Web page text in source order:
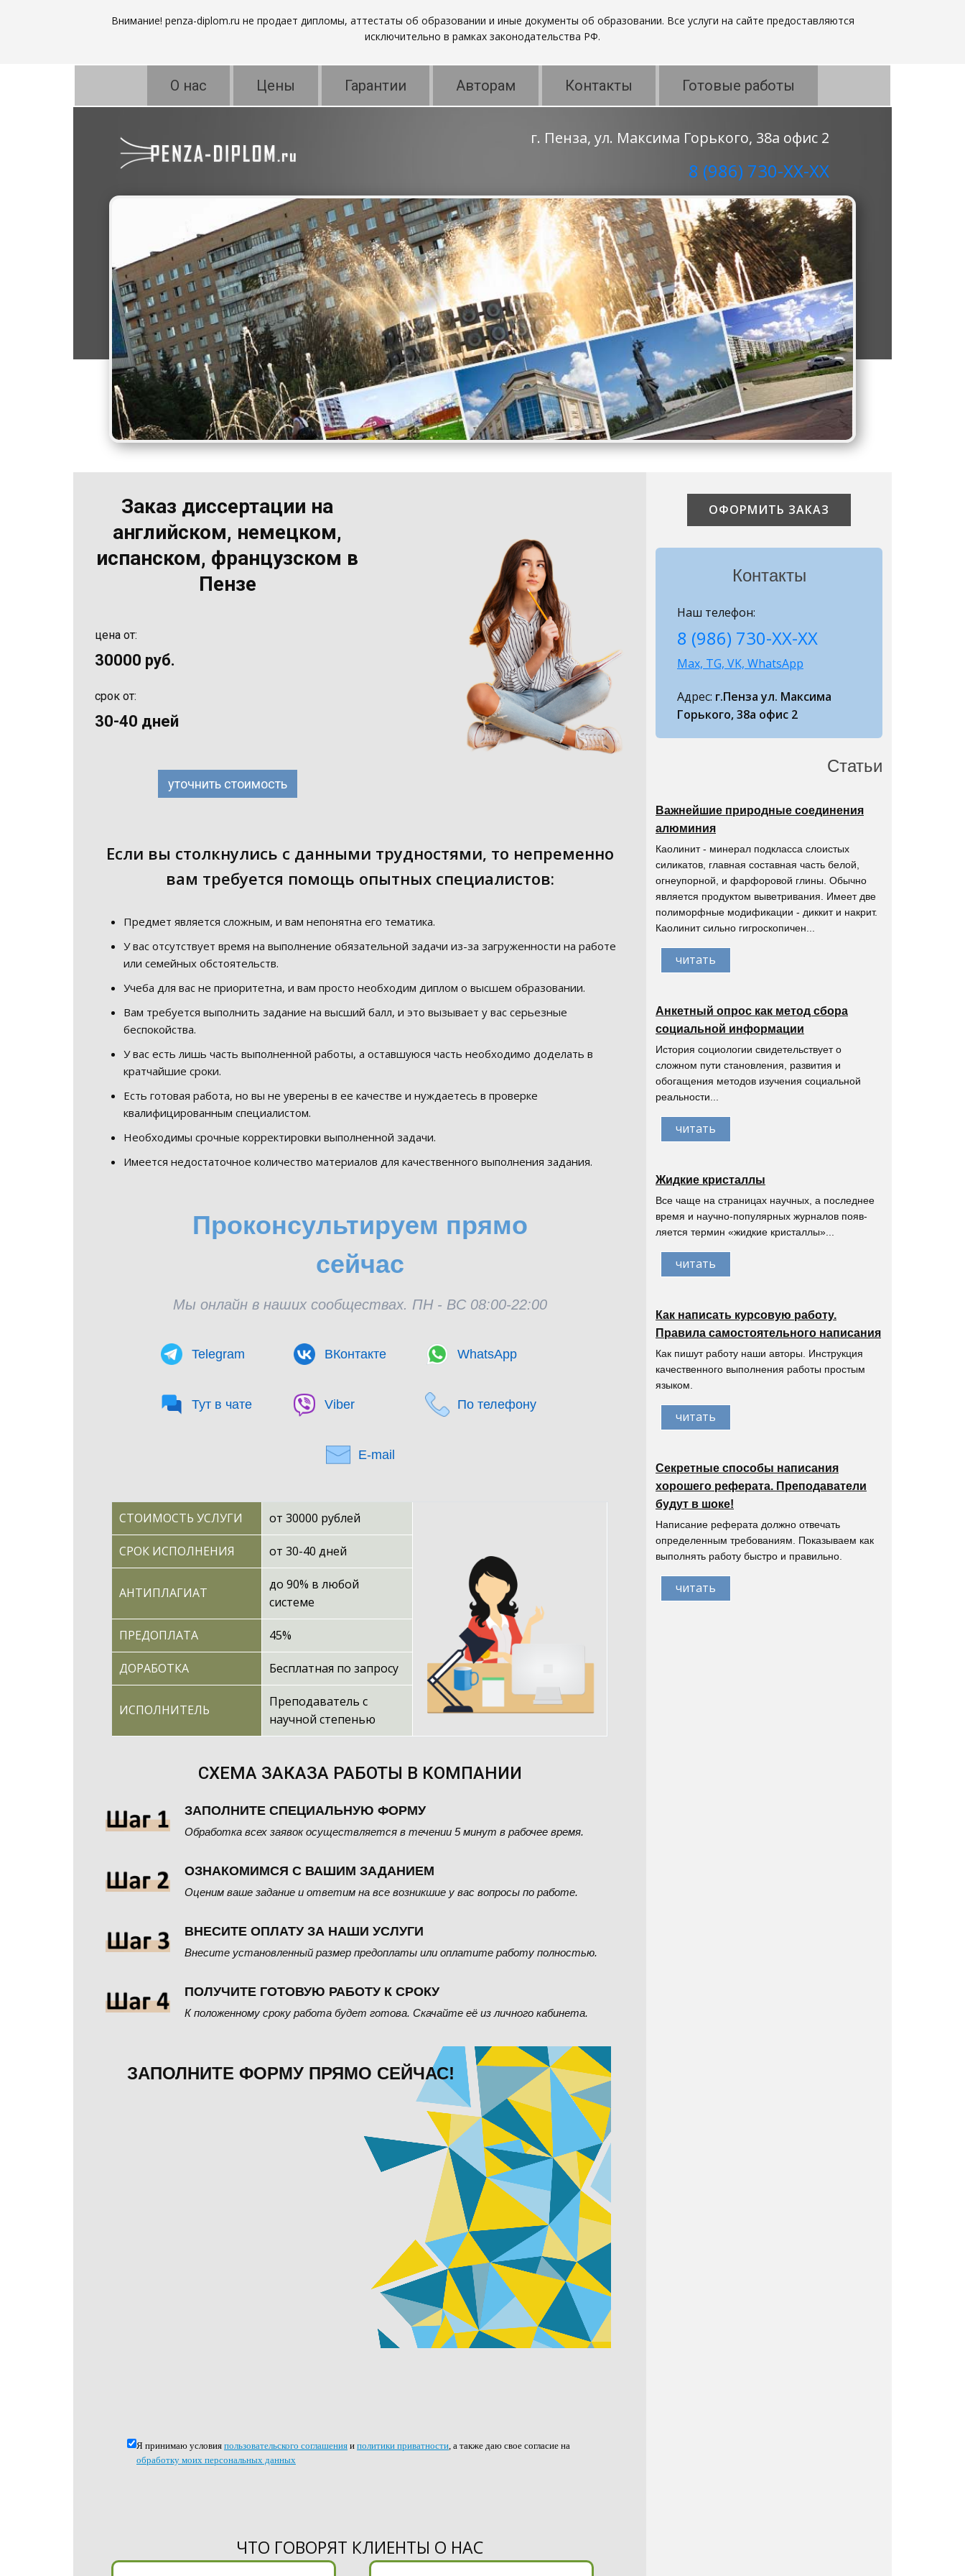
Внимание! penza-diplom.ru не продает дипломы, аттестаты об образовании и иные документы об образовании. Все услуги на сайте предоставляются
исключительно в рамках законодательства РФ.
О нас Цены Гарантии Авторам Контакты Готовые работы
г. Пенза, ул. Максима Горького, 38а офис 2
8 (986) 730-ХХ-ХХ
Заказ диссертации на
английском, немецком,
испанском, французском в
Пензе
цена от:
30000 руб.
срок от:
30-40 дней
уточнить стоимость
Если вы столкнулись с данными трудностями, то непременно
вам требуется помощь опытных специалистов:
Предмет является сложным, и вам непонятна его тематика.
У вас отсутствует время на выполнение обязательной задачи из-за загруженности на работе
или семейных обстоятельств.
Учеба для вас не приоритетна, и вам просто необходим диплом о высшем образовании.
Вам требуется выполнить задание на высший балл, и это вызывает у вас серьезные
беспокойства.
У вас есть лишь часть выполненной работы, а оставшуюся часть необходимо доделать в
кратчайшие сроки.
Есть готовая работа, но вы не уверены в ее качестве и нуждаетесь в проверке
квалифицированным специалистом.
Необходимы срочные корректировки выполненной задачи.
Имеется недостаточное количество материалов для качественного выполнения задания.
Проконсультируем прямо
сейчас
Мы онлайн в наших сообществах. ПН - ВС 08:00-22:00
Telegram ВКонтакте WhatsApp
Тут в чате Viber По телефону
E-mail
СТОИМОСТЬ УСЛУГИ от 30000 рублей
СРОК ИСПОЛНЕНИЯ от 30-40 дней
АНТИПЛАГИАТ
до 90% в любой
системе
ПРЕДОПЛАТА 45%
ДОРАБОТКА Бесплатная по запросу
ИСПОЛНИТЕЛЬ
Преподаватель с
научной степенью
СХЕМА ЗАКАЗА РАБОТЫ В КОМПАНИИ
ЗАПОЛНИТЕ СПЕЦИАЛЬНУЮ ФОРМУ
Обработка всех заявок осуществляется в течении 5 минут в рабочее время.
ОЗНАКОМИМСЯ С ВАШИМ ЗАДАНИЕМ
Оценим ваше задание и ответим на все возникшие у вас вопросы по работе.
ВНЕСИТЕ ОПЛАТУ ЗА НАШИ УСЛУГИ
Внесите установленный размер предоплаты или оплатите работу полностью.
ПОЛУЧИТЕ ГОТОВУЮ РАБОТУ К СРОКУ
К положенному сроку работа будет готова. Скачайте её из личного кабинета.
ЗАПОЛНИТЕ ФОРМУ ПРЯМО СЕЙЧАС!
Я принимаю условия пользовательского соглашения и политики приватности, а также даю свое согласие на
обработку моих персональных данных
ЧТО ГОВОРЯТ КЛИЕНТЫ О НАС
ОФОРМИТЬ ЗАКАЗ
Контакты
Наш телефон:
8 (986) 730-ХХ-ХХ
Max, TG, VK, WhatsApp
Адрес: г.Пенза ул. Максима
Горького, 38а офис 2
Статьи
Важнейшие природные соединения
алюминия
Каолинит - минерал подкласса слоистых
силикатов, главная составная часть белой,
огнеупорной, и фарфоровой глины. Обычно
является продуктом выветривания. Имеет две
полиморфные модификации - диккит и накрит.
Каолинит сильно гигроскопичен...
читать
Анкетный опрос как метод сбора
социальной информации
История социологии свидетельствует о
сложном пути становления, развития и
обогащения методов изучения социальной
реальности...
читать
Жидкие кристаллы
Все чаще на страницах научных, а последнее
время и научно-популярных журналов появ-
ляется термин «жидкие кристаллы»...
читать
Как написать курсовую работу.
Правила самостоятельного написания
Как пишут работу наши авторы. Инструкция
качественного выполнения работы простым
языком.
читать
Секретные способы написания
хорошего реферата. Преподаватели
будут в шоке!
Написание реферата должно отвечать
определенным требованиям. Показываем как
выполнять работу быстро и правильно.
читать